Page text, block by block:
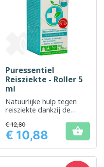
Puressentiel
Reisziekte - Roller 5
ml
Natuurlijke hulp tegen
reisziekte dankzij de
van 7 essentiële oliën.
Prijs
€ 12,80
€ 10,88 